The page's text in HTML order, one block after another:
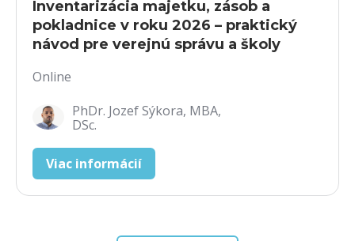
Inventarizácia majetku, zásob a
pokladnice v roku 2026 – praktický
návod pre verejnú správu a školy
Online
PhDr. Jozef Sýkora, MBA,
DSc.
Viac informácií